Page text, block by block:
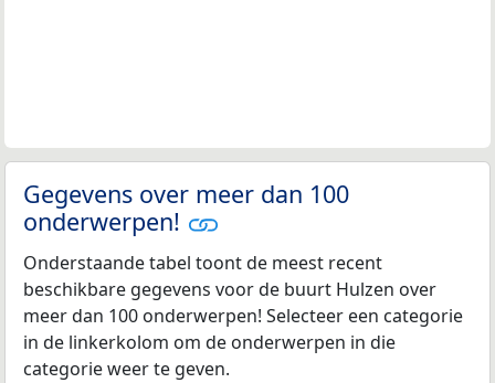
Gegevens over meer dan 100
onderwerpen!
Onderstaande tabel toont de meest recent
beschikbare gegevens voor de buurt Hulzen over
meer dan 100 onderwerpen! Selecteer een categorie
in de linkerkolom om de onderwerpen in die
categorie weer te geven.